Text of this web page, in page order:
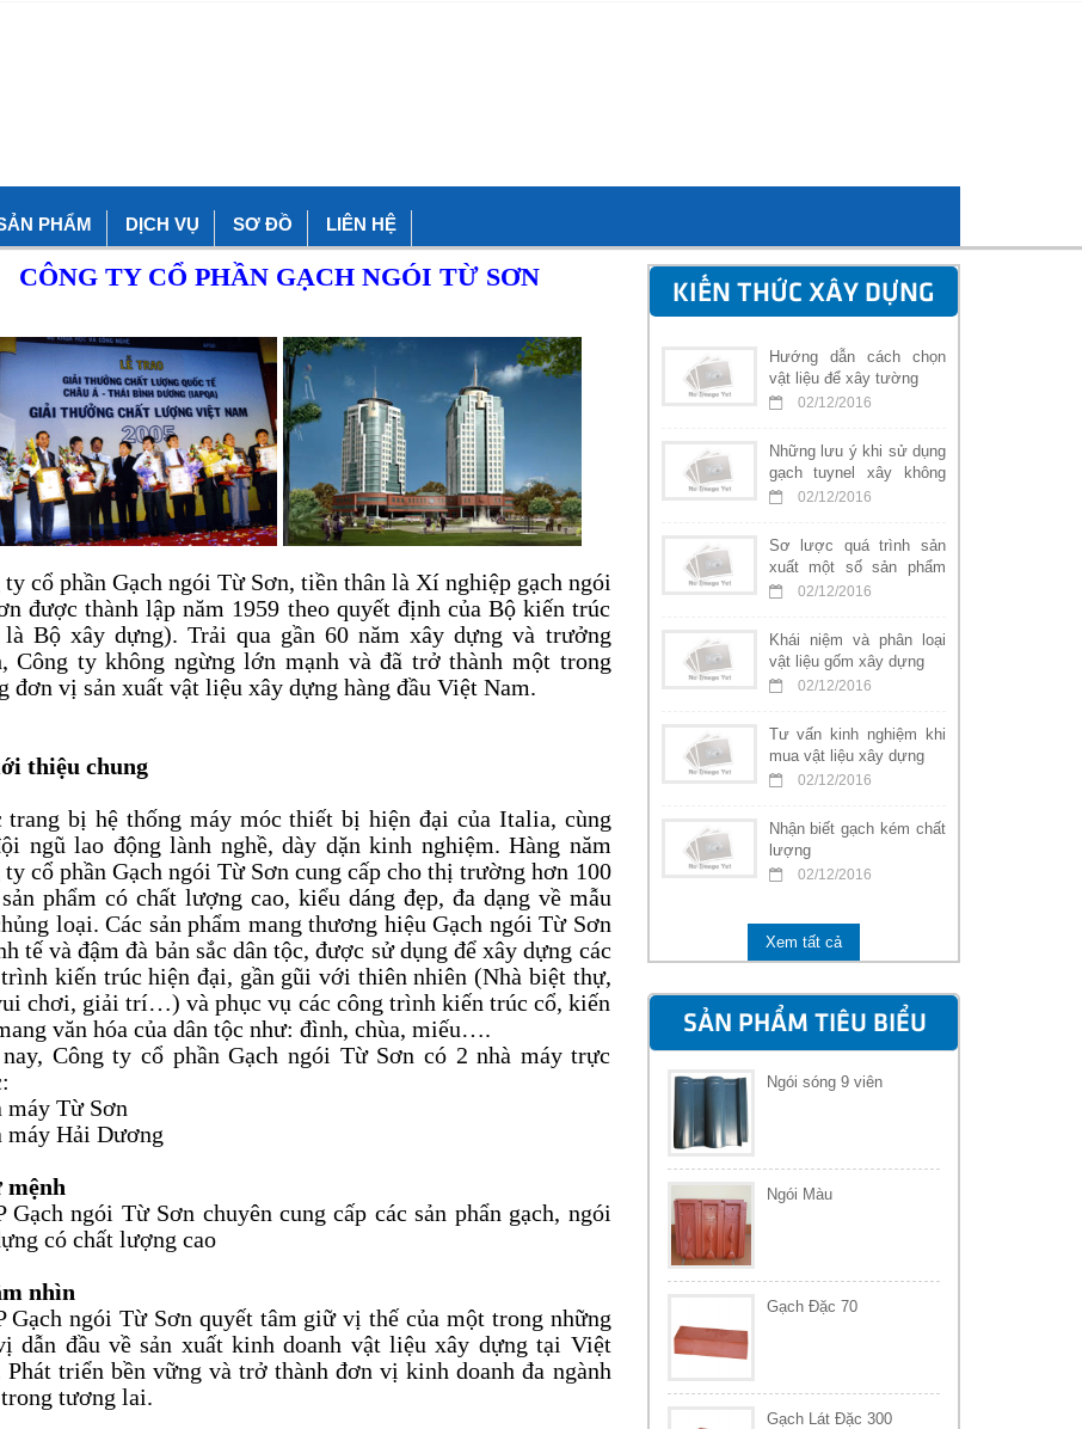
PHẨM DỊCH VỤ SƠ ĐỒ LIÊN HỆ
CÔNG TY CỔ PHẦN GẠCH NGÓI TỪ SƠN
ty cổ phần Gạch ngói Từ Sơn, tiền thân là Xí nghiệp gạch ngói
được thành lập năm 1959 theo quyết định của Bộ kiến trúc
Bộ xây dựng). Trải qua gần 60 năm xây dựng và trưởng
Công ty không ngừng lớn mạnh và đã trở thành một trong
đơn vị sản xuất vật liệu xây dựng hàng đầu Việt Nam.
thiệu chung
trang bị hệ thống máy móc thiết bị hiện đại của Italia, cùng
ngũ lao động lành nghề, dày dặn kinh nghiệm. Hàng năm
ty cổ phần Gạch ngói Từ Sơn cung cấp cho thị trường hơn 100
phẩm có chất lượng cao, kiểu dáng đẹp, đa dạng về mẫu
loại. Các sản phẩm mang thương hiệu Gạch ngói Từ Sơn
tế và đậm đà bản sắc dân tộc, được sử dụng để xây dựng các
kiến trúc hiện đại, gần gũi với thiên nhiên (Nhà biệt thự,
chơi, giải trí…) và phục vụ các công trình kiến trúc cổ, kiến
văn hóa của dân tộc như: đình, chùa, miếu….
Công ty cổ phần Gạch ngói Từ Sơn có 2 nhà máy trực
máy Từ Sơn
máy Hải Dương
mệnh
Gạch ngói Từ Sơn chuyên cung cấp các sản phẩn gạch, ngói
có chất lượng cao
nhìn
Gạch ngói Từ Sơn quyết tâm giữ vị thế của một trong những
dẫn đầu về sản xuất kinh doanh vật liệu xây dựng tại Việt
Phát triển bền vững và trở thành đơn vị kinh doanh đa ngành
tương lai.
KIẾN THỨC XÂY DỰNG
Hướng dẫn cách chọn
vật liệu để xây tường
02/12/2016
Những lưu ý khi sử dụng
gạch tuynel xây không
trát
02/12/2016
Sơ lược quá trình sản
xuất một số sản phẩm
nung02/12/2016
Khái niệm và phân loại
vật liệu gốm xây dựng
02/12/2016
Tư vấn kinh nghiệm khi
mua vật liệu xây dựng
02/12/2016
Nhận biết gạch kém chất
lượng
02/12/2016
Xem tất cả
SẢN PHẨM TIÊU BIỂU
Ngói sóng 9 viên
Ngói Màu
Gạch Đặc 70
Gạch Lát Đặc 300